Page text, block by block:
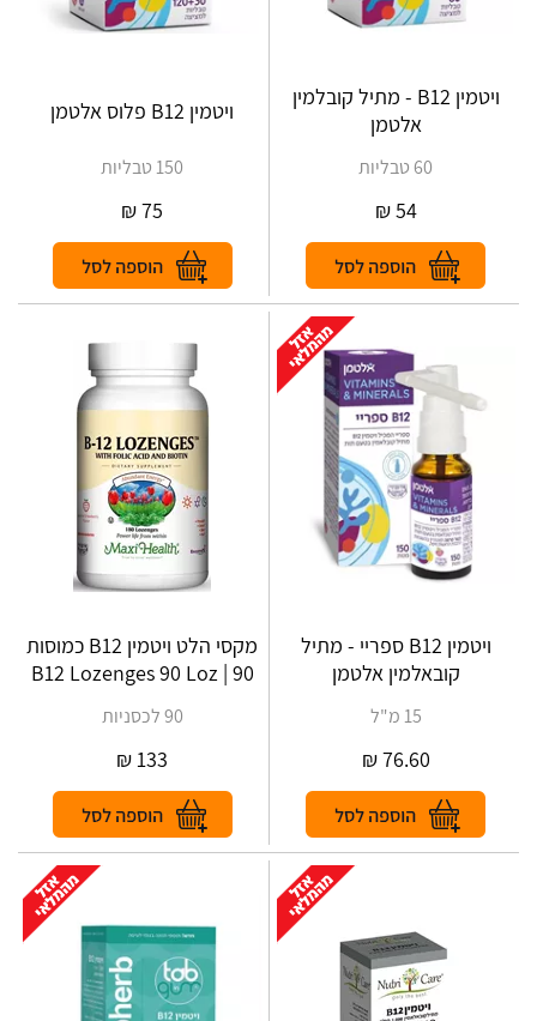
ויטמין B12 - מתיל קובלמין
אלטמן
60 טבליות
54
₪
ויטמין B12 פלוס אלטמן
150 טבליות
75
₪
ויטמין B12 ספריי - מתיל
קובאלמין אלטמן
15 מ"ל
76.60
₪
מקסי הלט ויטמין B12 כמוסות
90 | B12 Lozenges 90 Loz
90 לכסניות
133
₪